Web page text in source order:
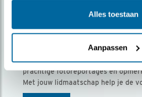
Alles toestaan
Aanpassen
Ontvang 5 x Vogels voor €
Vogels is het tijdschrift voor onze
prachtige fotoreportages en
Met jouw lidmaatschap help je de